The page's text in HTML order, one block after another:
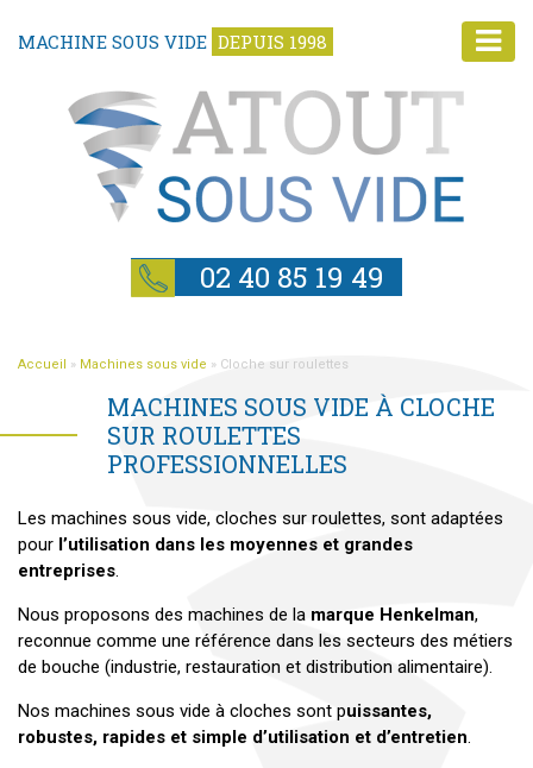
MACHINE SOUS VIDE DEPUIS 1998
02 40 85 19 49
Accueil » Machines sous vide » Cloche sur roulettes
MACHINES SOUS VIDE À CLOCHE
SUR ROULETTES
PROFESSIONNELLES
Les machines sous vide, cloches sur roulettes, sont adaptées
pour l’utilisation dans les moyennes et grandes
entreprises
Nous proposons des machines de la marque Henkelman,
reconnue comme une référence dans les secteurs des métiers
de bouche (industrie, restauration et distribution alimentaire).
Nos machines sous vide à cloches sont puissantes,
robustes, rapides et simple d’utilisation et d’entretien